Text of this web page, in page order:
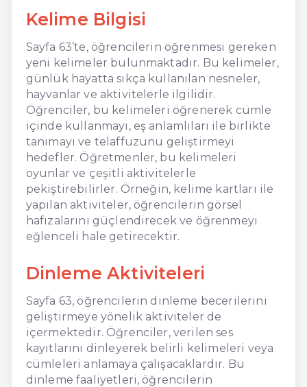
Kelime Bilgisi
Sayfa 63’te, öğrencilerin öğrenmesi gereken
yeni kelimeler bulunmaktadır. Bu kelimeler,
günlük hayatta sıkça kullanılan nesneler,
hayvanlar ve aktivitelerle ilgilidir.
Öğrenciler, bu kelimeleri öğrenerek cümle
içinde kullanmayı, eş anlamlıları ile birlikte
tanımayı ve telaffuzunu geliştirmeyi
hedefler. Öğretmenler, bu kelimeleri
oyunlar ve çeşitli aktivitelerle
pekiştirebilirler. Örneğin, kelime kartları ile
yapılan aktiviteler, öğrencilerin görsel
hafızalarını güçlendirecek ve öğrenmeyi
eğlenceli hale getirecektir.
Dinleme Aktiviteleri
Sayfa 63, öğrencilerin dinleme becerilerini
geliştirmeye yönelik aktiviteler de
içermektedir. Öğrenciler, verilen ses
kayıtlarını dinleyerek belirli kelimeleri veya
cümleleri anlamaya çalışacaklardır. Bu
dinleme faaliyetleri, öğrencilerin